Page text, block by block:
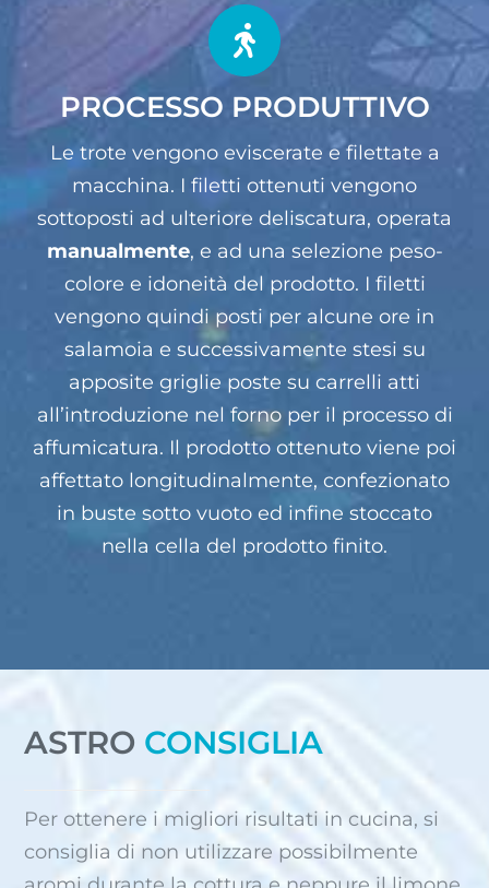
PROCESSO PRODUTTIVO
Le trote vengono eviscerate e filettate a
macchina. I filetti ottenuti vengono
sottoposti ad ulteriore deliscatura, operata
manualmente, e ad una selezione peso-
colore e idoneità del prodotto. I filetti
vengono quindi posti per alcune ore in
salamoia e successivamente stesi su
apposite griglie poste su carrelli atti
all’introduzione nel forno per il processo di
affumicatura. Il prodotto ottenuto viene poi
affettato longitudinalmente, confezionato
in buste sotto vuoto ed infine stoccato
nella cella del prodotto finito.
ASTRO CONSIGLIA
Per ottenere i migliori risultati in cucina, si
consiglia di non utilizzare possibilmente